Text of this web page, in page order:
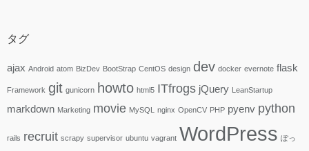
タグ
ajax Android atom BizDev BootStrap CentOS design dev docker evernote flask
Framework git gunicorn howto html5 ITfrogs jQuery LeanStartup
markdown Marketing movie MySQL nginx OpenCV PHP pyenv python
rails recruit scrapy supervisor ubuntu vagrant WordPress ぽっ